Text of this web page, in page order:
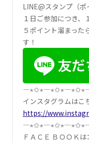
LINE@スタンプ（
１日ご参加につき、
５ポイント溜まった
す！
インスタグラムは
https://
ＦＡＣＥ ＢＯＯＫ